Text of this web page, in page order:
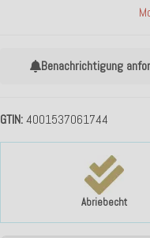
Abriebecht
GTIN 4001537061744
Benachrichtigung